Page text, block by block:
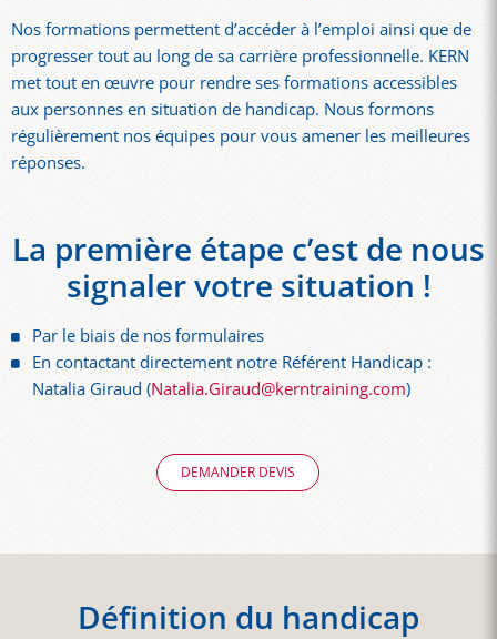
Nos formations permettent d’accéder à l’emploi ainsi que de
progresser tout au long de sa carrière professionnelle. KERN
met tout en œuvre pour rendre ses formations accessibles
aux personnes en situation de handicap. Nous formons
régulièrement nos équipes pour vous amener les meilleures
réponses.
La première étape c’est de nous
signaler votre situation !
Par le biais de nos formulaires
En contactant directement notre Référent Handicap :
Natalia Giraud (Natalia.Giraud@kerntraining.com)
DEMANDER DEVIS
Définition du handicap